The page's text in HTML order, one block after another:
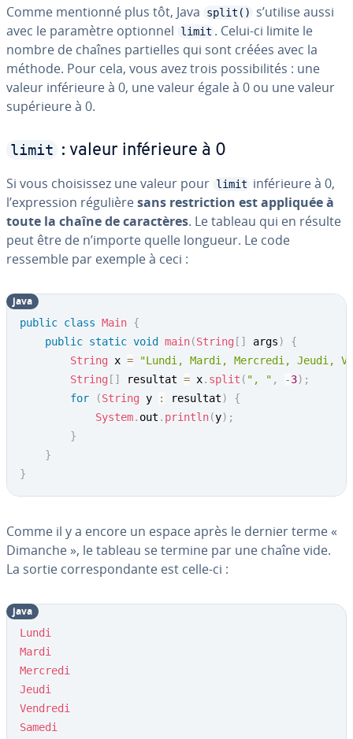
Comme mentionné plus tôt, Java split()
s’utilise aussi
avec le paramètre optionnel
limit . Celui-ci limite le
nombre de chaînes par­tielles qui sont créées avec la
méthode. Pour cela, vous avez trois pos­si­bi­li­tés : une
valeur in­fé­rieure à 0, une valeur égale à 0 ou une valeur
su­pé­rieure à 0.
limit : valeur in­fé­rieure à 0
Si vous choi­sis­sez une valeur pour limit in­fé­rieure à 0,
l’ex­pres­sion régulièresans res­tric­tion est appliquée à
toute la chaîne de ca­rac­tères. Le tableau qui en résulte
peut être de n’importe quelle longueur. Le code
ressemble par exemple à ceci :
public class Main {
public static void main(String [ ] args)
{
String x =
"Lundi, Mardi, Mercredi, Jeudi,
String [ ] resultat = x. split ( ", " , -3) ;
for
(String y : resultat)
{
System. out . println(y) ;
}
}
}
java
Comme il y a encore un espace après le dernier terme «
Dimanche », le tableau se termine par une chaîne vide.
La sortie cor­res­pon­dante est celle-ci :
Lundi
Mardi
Mercredi
Jeudi
Vendredi
Samedi
java